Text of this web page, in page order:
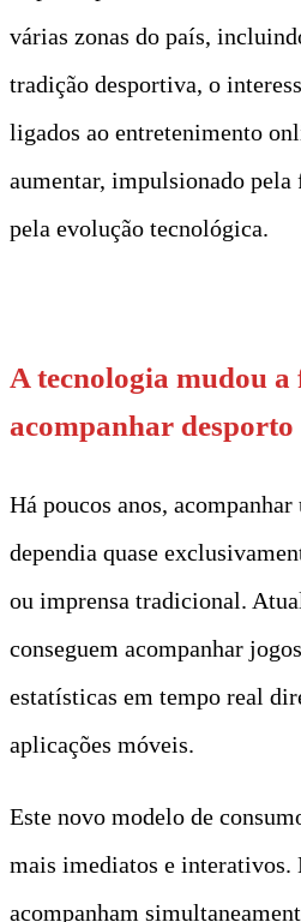
várias zonas do país,
tradição desportiva, o
ligados ao entretenimento
aumentar, impulsionado pela
pela evolução tecnológica.
A tecnologia mudou a
acompanhar desporto
Há poucos anos,
dependia quase
ou imprensa tradicional.
conseguem acompanhar
estatísticas em tempo real
aplicações móveis.
Este novo modelo de
mais imediatos e interativos.
acompanham